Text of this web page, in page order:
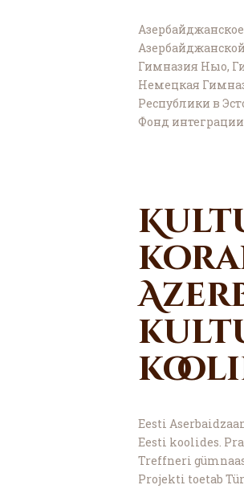
Гимназия Ныо,
Немецкая
Республики в
Фонд
Eesti
Eesti koolides.
Treffneri
Projekti toetab